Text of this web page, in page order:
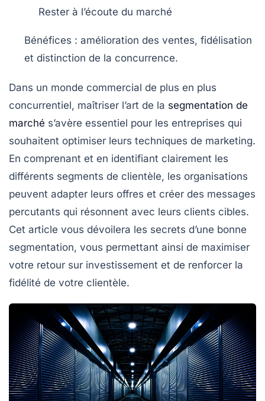
Rester à l’écoute du marché
Bénéfices : amélioration des ventes, fidélisation
et distinction de la concurrence.
Dans un monde commercial de plus en plus
concurrentiel, maîtriser l’art de la segmentation de
marché s’avère essentiel pour les entreprises qui
souhaitent optimiser leurs techniques de marketing.
En comprenant et en identifiant clairement les
différents segments de clientèle, les organisations
peuvent adapter leurs offres et créer des messages
percutants qui résonnent avec leurs clients cibles.
Cet article vous dévoilera les secrets d’une bonne
segmentation, vous permettant ainsi de maximiser
votre retour sur investissement et de renforcer la
fidélité de votre clientèle.